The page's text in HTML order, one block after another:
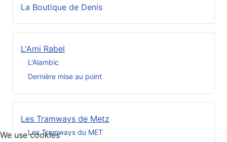
La Boutique de Denis
L'Ami Rabel
L'Alambic
Dernière mise au point
Les Tramways de Metz
Les Tramways du MET
We use cookies